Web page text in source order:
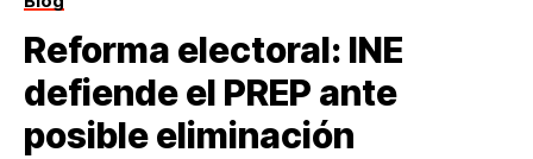
Reforma electoral: INE
defiende el PREP ante
posible eliminación